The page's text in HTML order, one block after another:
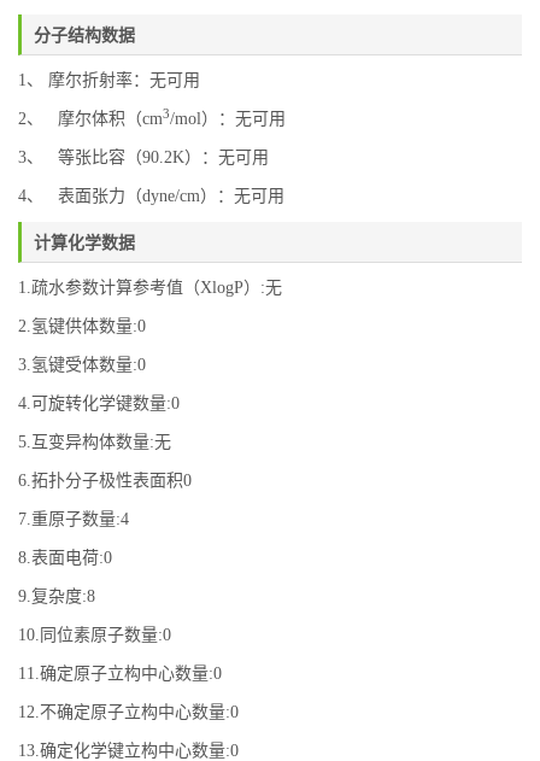
分子结构数据
1、 摩尔折射率：无可用
2、 摩尔体积（cm3/mol）：无可用
3、 等张比容（90.2K）：无可用
4、 表面张力（dyne/cm）：无可用
计算化学数据
1.疏水参数计算参考值（XlogP）:无
2.氢键供体数量:0
3.氢键受体数量:0
4.可旋转化学键数量:0
5.互变异构体数量:无
6.拓扑分子极性表面积0
7.重原子数量:4
8.表面电荷:0
9.复杂度:8
10.同位素原子数量:0
11.确定原子立构中心数量:0
12.不确定原子立构中心数量:0
13.确定化学键立构中心数量:0